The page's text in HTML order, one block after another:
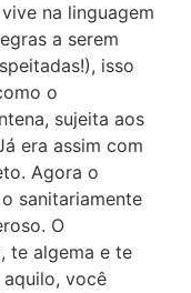
na linguagem
a serem
isso
o
sujeita aos
era assim com
Agora o
sanitariamente
O
te algema e te
aquilo, você